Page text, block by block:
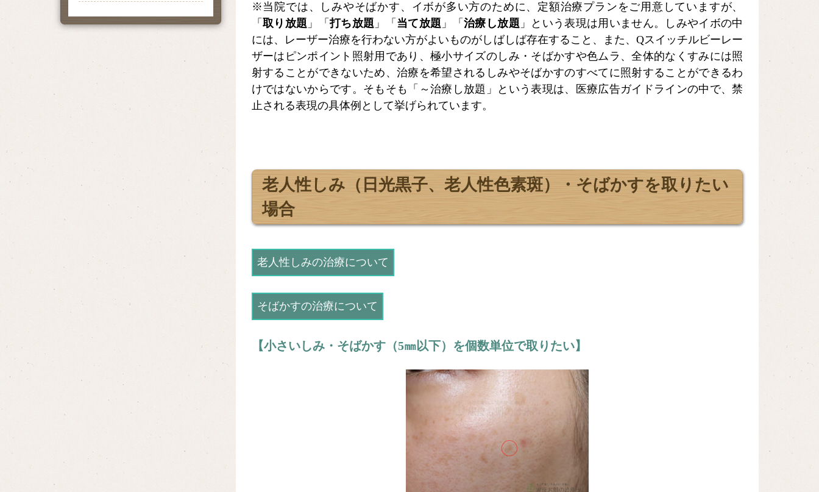
※当院では、しみやそばかす、イボが多い方のために、定額治療プランをご用意していますが、
「 取り放題 」「打ち放題 」「 当て放題 」「治療し放題 」という表現は用いません。しみやイボの中
には、レーザー治療を行わない方がよいものがしばしば存在すること、また、Qスイッチルビーレー
ザーはピンポイント照射用であり、極小サイズのしみ・そばかすや色ムラ、全体的なくすみには照
射することができないため、治療を希望されるしみやそばかすのすべてに照射することができるわ
けではないからです。そもそも「～治療し放題」という表現は、医療広告ガイドラインの中で、禁
止される表現の具体例として挙げられています。
老人性しみ（日光黒子、老人性色素斑）・そばかすを取りたい
場合
老人性しみの治療について
そばかすの治療について
【小さいしみ・そばかす（5㎜以下）を個数単位で取りたい】